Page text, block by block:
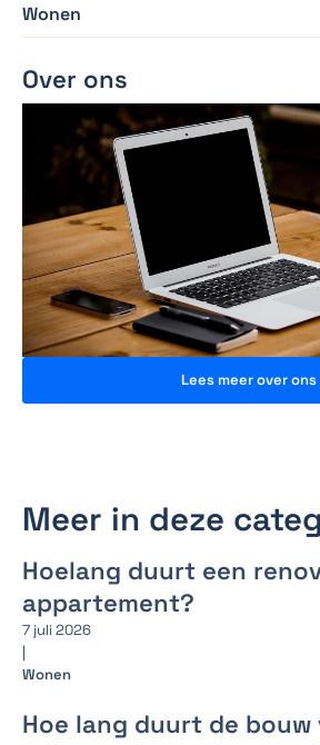
Wonen
Over ons
Lees meer over ons
Meer in deze
Hoelang duurt een
appartement?
7 juli 2026
|
Wonen
Hoe lang duurt de bouw